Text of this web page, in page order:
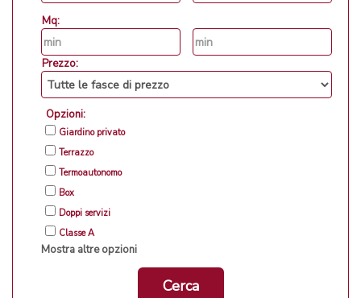
Mq:
Prezzo:
Opzioni:
Giardino privato
Terrazzo
Termoautonomo
Box
Doppi servizi
Classe A
Mostra altre opzioni
Cerca